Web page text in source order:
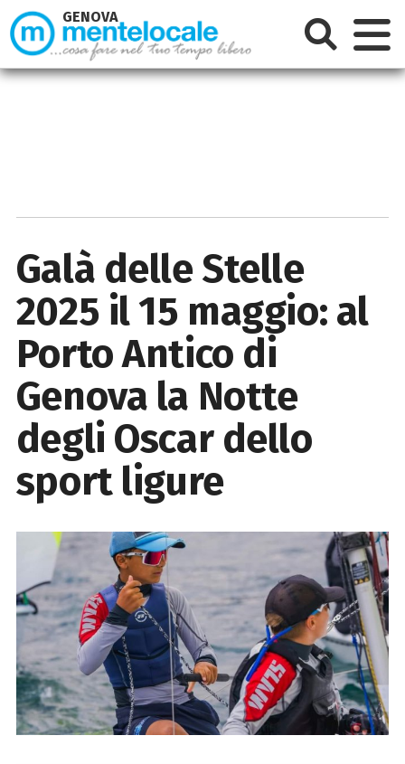
Galà delle Stelle
2025 il 15 maggio: al
Porto Antico di
Genova la Notte
degli Oscar dello
sport ligure
GENOVA